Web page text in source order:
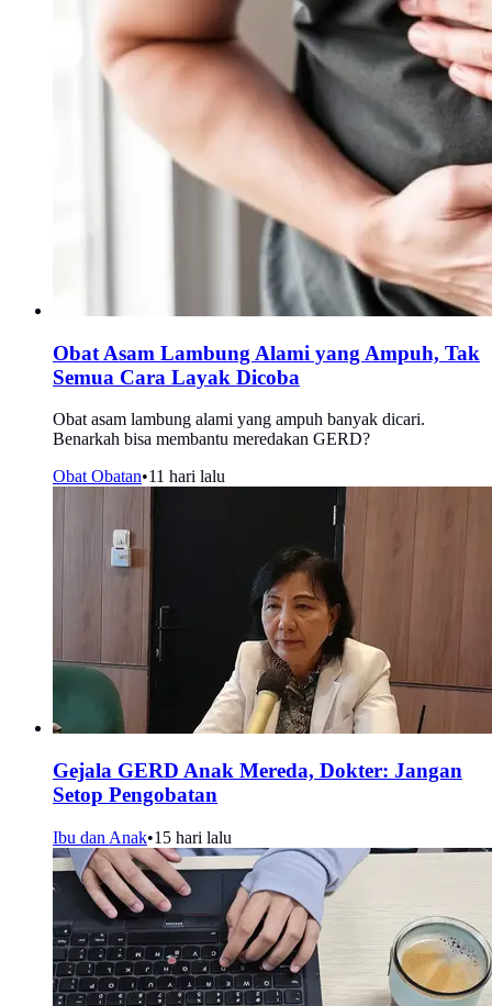
Obat Asam Lambung Alami yang Ampuh, Tak
Semua Cara Layak Dicoba
Obat asam lambung alami yang ampuh banyak dicari.
Benarkah bisa membantu meredakan GERD?
Obat Obatan•11 hari lalu
Gejala GERD Anak Mereda, Dokter: Jangan
Setop Pengobatan
Ibu dan Anak•15 hari lalu